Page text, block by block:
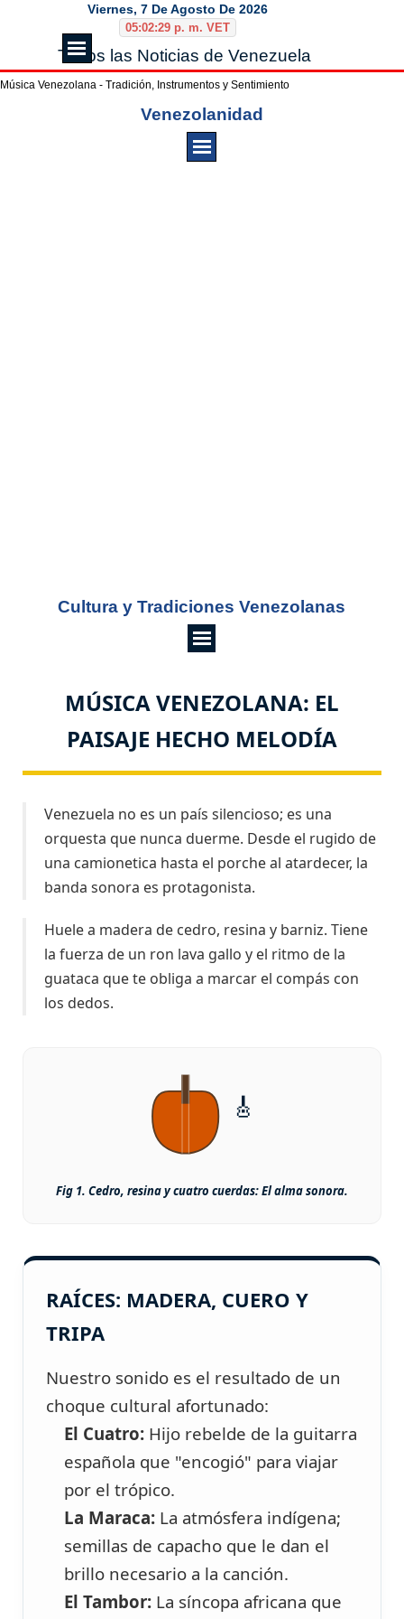
Vaya al ContenidoViernes, 7 De Agosto De 2026
05:02:29 p. m. VET
Todos las Noticias de Venezuela
Saltar menú
Música Venezolana - Tradición, Instrumentos y Sentimiento
Venezolanidad
Cultura y Tradiciones Venezolanas
Saltar menú
MÚSICA VENEZOLANA: EL
PAISAJE HECHO MELODÍA
Venezuela no es un país silencioso; es una
orquesta que nunca duerme. Desde el rugido de
una camionetica hasta el porche al atardecer, la
banda sonora es protagonista.
Huele a madera de cedro, resina y barniz. Tiene
la fuerza de un ron lava gallo y el ritmo de la
guataca que te obliga a marcar el compás con
los dedos.
🎸
Fig 1. Cedro, resina y cuatro cuerdas: El alma sonora.
RAÍCES: MADERA, CUERO Y
TRIPA
Nuestro sonido es el resultado de un
choque cultural afortunado:
El Cuatro: Hijo rebelde de la guitarra
española que "encogió" para viajar
por el trópico.
La Maraca: La atmósfera indígena;
semillas de capacho que le dan el
brillo necesario a la canción.
El Tambor: La síncopa africana que